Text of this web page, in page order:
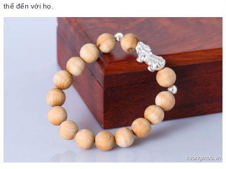
thể đến với họ.